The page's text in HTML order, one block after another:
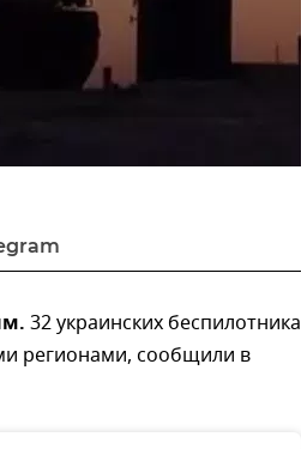
32 украинских беспилотника
регионами, сообщили в